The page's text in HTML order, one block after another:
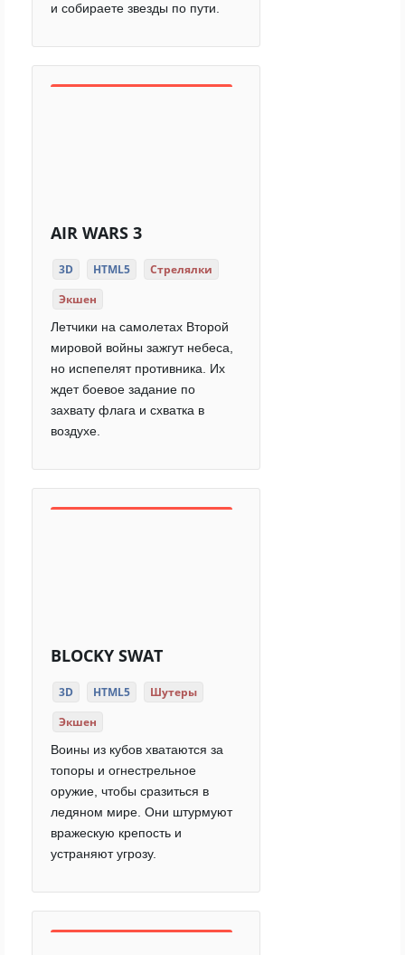
и собираете звезды по пути.
AIR WARS 3
3D HTML5
Стрелялки
Экшен
Летчики на самолетах Второй
мировой войны зажгут небеса,
но испепелят противника. Их
ждет боевое задание по
захвату флага и схватка в
воздухе.
BLOCKY SWAT
3D HTML5
Шутеры
Экшен
Воины из кубов хватаются за
топоры и огнестрельное
оружие, чтобы сразиться в
ледяном мире. Они штурмуют
вражескую крепость и
устраняют угрозу.